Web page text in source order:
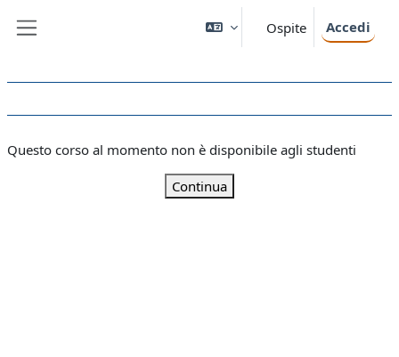
Ospite Accedi
Questo corso al momento non è disponibile agli studenti
Continua